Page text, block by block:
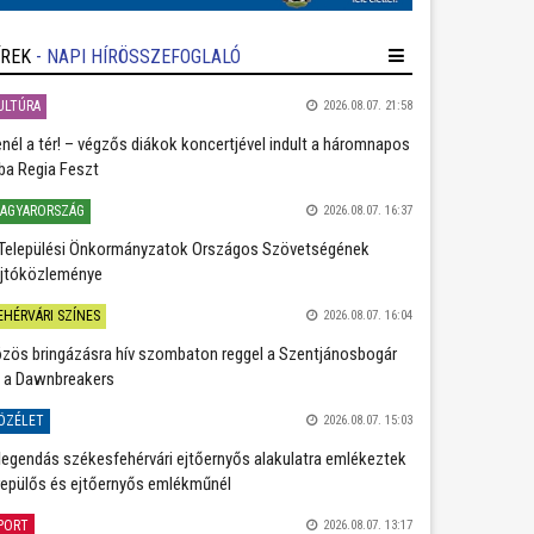
- NAPI HÍRÖSSZEFOGLALÓ
2026.08.07. 21:58
a tér! – végzős diákok koncertjével indult a háromnapos
Regia Feszt
2026.08.07. 16:37
Önkormányzatok Országos Szövetségének
SZÍNES 2026.08.07. 16:04
bringázásra hív szombaton reggel a Szentjánosbogár
Dawnbreakers
2026.08.07. 15:03
székesfehérvári ejtőernyős alakulatra emlékeztek
és ejtőernyős emlékműnél
2026.08.07. 13:17